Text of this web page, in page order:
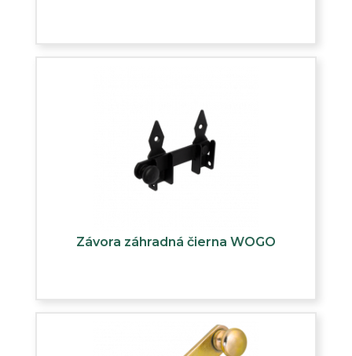
Závora záhradná čierna WOGO